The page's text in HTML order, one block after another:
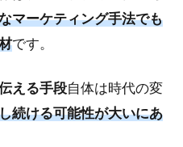
マーケティング手法でも
です。
える手段自体は時代の変
続ける可能性が大いにあ